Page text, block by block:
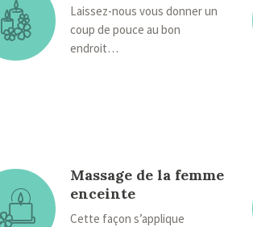
Laissez-nous vous donner un
coup de pouce au bon
endroit…
Massage de la femme
enceinte
Cette façon s’applique